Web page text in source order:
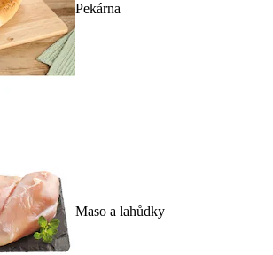
Pekárna
Maso a lahůdky